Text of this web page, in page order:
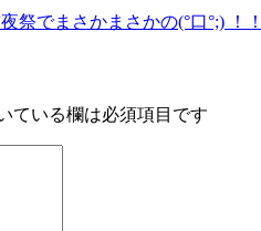
祭でまさかまさかの(°口°;) ！！
ている欄は必須項目です